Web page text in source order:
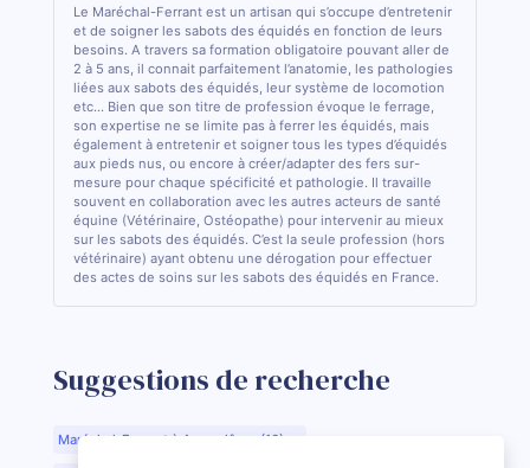
Le Maréchal-Ferrant est un artisan qui s’occupe d’entretenir
et de soigner les sabots des équidés en fonction de leurs
besoins. A travers sa formation obligatoire pouvant aller de
2 à 5 ans, il connait parfaitement l’anatomie, les pathologies
liées aux sabots des équidés, leur système de locomotion
etc... Bien que son titre de profession évoque le ferrage,
son expertise ne se limite pas à ferrer les équidés, mais
également à entretenir et soigner tous les types d’équidés
aux pieds nus, ou encore à créer/adapter des fers sur-
mesure pour chaque spécificité et pathologie. Il travaille
souvent en collaboration avec les autres acteurs de santé
équine (Vétérinaire, Ostéopathe) pour intervenir au mieux
sur les sabots des équidés. C’est la seule profession (hors
vétérinaire) ayant obtenu une dérogation pour effectuer
des actes de soins sur les sabots des équidés en France.
Suggestions de recherche
Maréchal-Ferrant à Angoulême (16)